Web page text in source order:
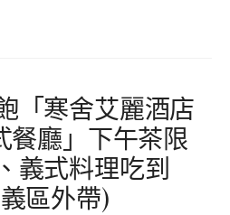
「寒舍艾麗酒店
餐廳」下午茶限
義式料理吃到
區外帶)